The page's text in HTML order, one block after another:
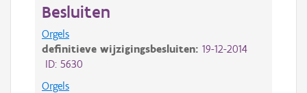
Besluiten
Orgels
definitieve wijzigingsbesluiten: 19-12-2014
ID: 5630
Orgels